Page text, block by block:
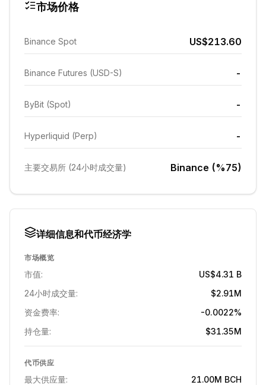
市场价格
Binance Spot US$213.60
Binance Futures (USD-S) -
ByBit (Spot) -
Hyperliquid (Perp) -
主要交易所 (24小时成交量) Binance (%75)
详细信息和代币经济学
市场概览
市值:
US$4.31 B
24小时成交量:
$2.91M
资金费率:
-0.0022%
持仓量:
$31.35M
代币供应
最大供应量: 21.00M BCH